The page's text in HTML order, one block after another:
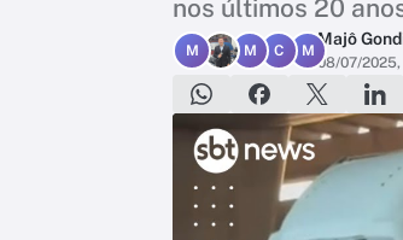
nos últimos 20
M M C M
Majô
08/07/